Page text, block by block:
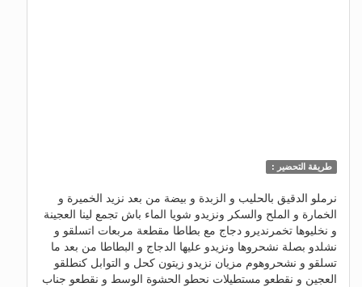
طريقة التحضير :
نرملو الدقيق بالحليب و الزبدة و بيضة من بعد نزيد الخميرة و
الخمارة و الملح والسكر ونزيدو شويا الماء باش تجمع لينا العجينة
و نخليوها تخمرنديرو دجاج مع بطاطا مقطعة مربعات اتسلقو و
نشلدو بصلة نشحروها ونزيدو عليها الدجاج و البطاطا من بعد ما
تسلقو و نشحروهوم مزيان نزيدو زيتون كحل و التوابل كنطلقو
العجين و نقطعو مستطيلات نحطو الحشوة الوسط و نقطعو جناب